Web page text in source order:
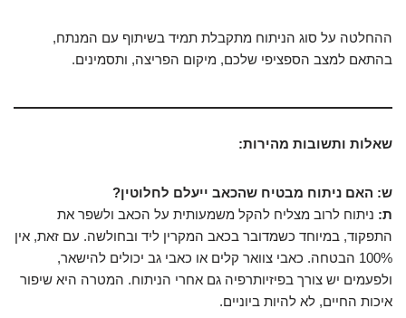
ההחלטה על סוג הניתוח מתקבלת תמיד בשיתוף עם המנתח,
בהתאם למצב הספציפי שלכם, מיקום הפריצה, ותסמינים.
שאלות ותשובות מהירות:
ש: האם ניתוח מבטיח שהכאב ייעלם לחלוטין?
ת: ניתוח לרוב מצליח להקל משמעותית על הכאב ולשפר את
התפקוד, במיוחד כשמדובר בכאב המקרין ליד ובחולשה. עם זאת, אין
100% הבטחה. כאבי צוואר קלים או כאבי גב יכולים להישאר,
ולפעמים יש צורך בפיזיותרפיה גם אחרי הניתוח. המטרה היא שיפור
איכות החיים, לא להיות ביוניים.